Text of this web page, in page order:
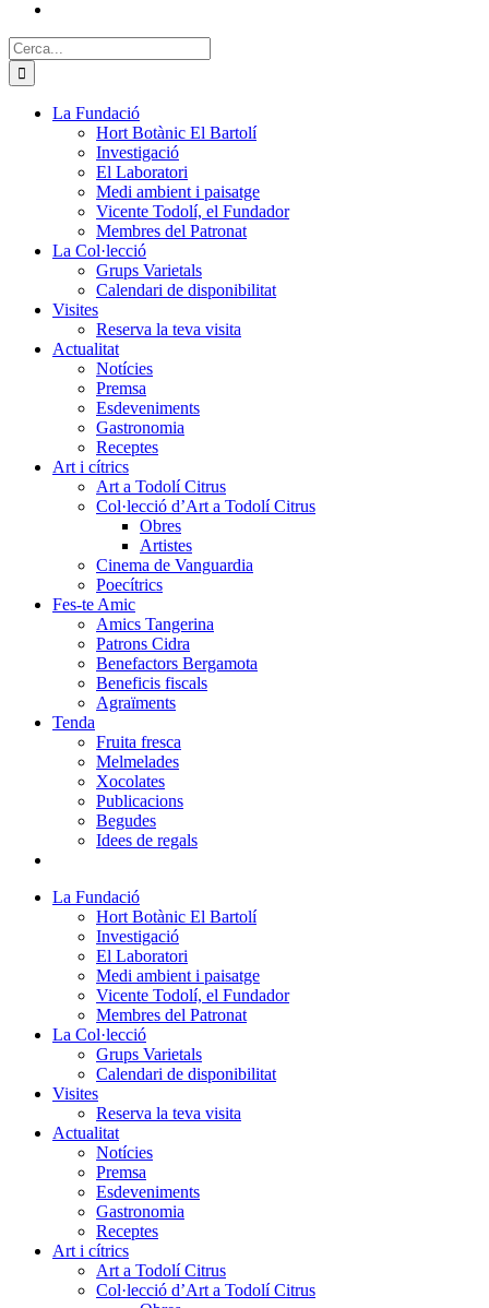
Cerca:
La Fundació
Hort Botànic El Bartolí
Investigació
El Laboratori
Medi ambient i paisatge
Vicente Todolí, el Fundador
Membres del Patronat
La Col·lecció
Grups Varietals
Calendari de disponibilitat
Visites
Reserva la teva visita
Actualitat
Notícies
Premsa
Esdeveniments
Gastronomia
Receptes
Art i cítrics
Art a Todolí Citrus
Col·lecció d’Art a Todolí Citrus
Obres
Artistes
Cinema de Vanguardia
Poecítrics
Fes-te Amic
Amics Tangerina
Patrons Cidra
Benefactors Bergamota
Beneficis fiscals
Agraïments
Tenda
Fruita fresca
Melmelades
Xocolates
Publicacions
Begudes
Idees de regals
La Fundació
Hort Botànic El Bartolí
Investigació
El Laboratori
Medi ambient i paisatge
Vicente Todolí, el Fundador
Membres del Patronat
La Col·lecció
Grups Varietals
Calendari de disponibilitat
Visites
Reserva la teva visita
Actualitat
Notícies
Premsa
Esdeveniments
Gastronomia
Receptes
Art i cítrics
Art a Todolí Citrus
Col·lecció d’Art a Todolí Citrus